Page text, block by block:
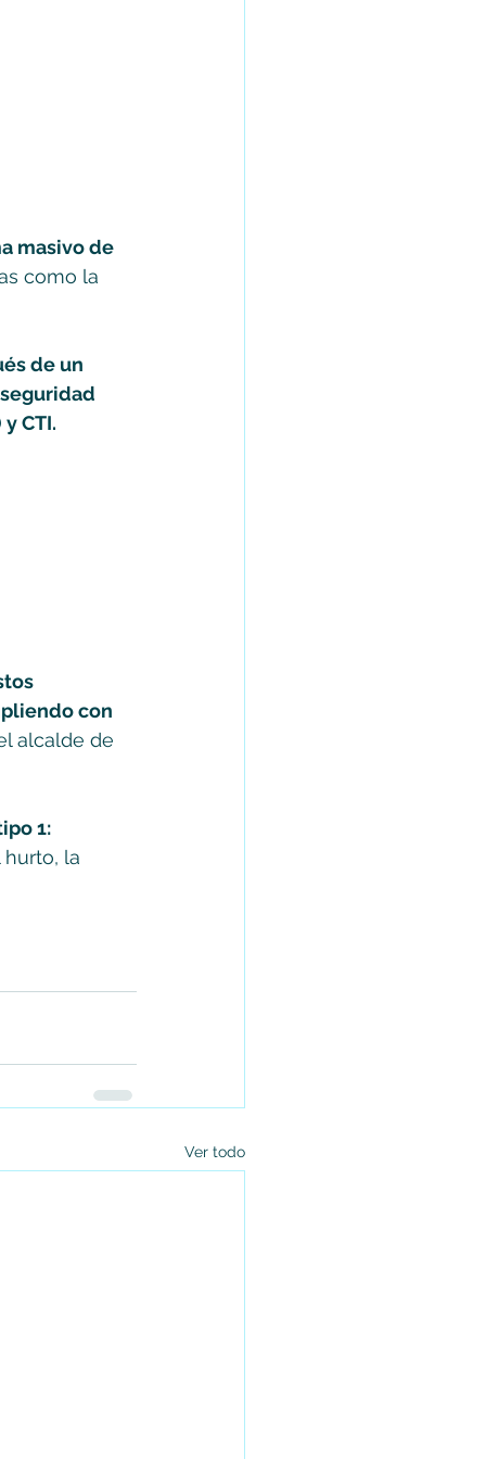
masivo de
como la
de un
CTI.
con
alcalde de
1:
la
Ver todo